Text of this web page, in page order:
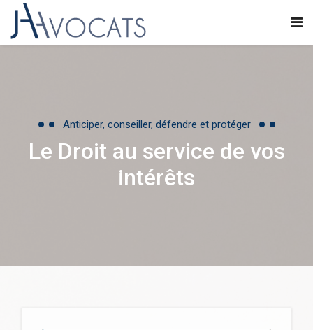
Anticiper, conseiller, défendre et protéger
Le Droit au service de vos
intérêts